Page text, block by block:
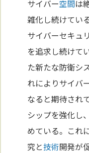
サイバー空間は
雑化し続けてい
サイバーセキュ
を追求し続けて
た新たな防衛シ
れによりサイバ
なると期待され
シップを強化し
めている。これ
究と技術開発が